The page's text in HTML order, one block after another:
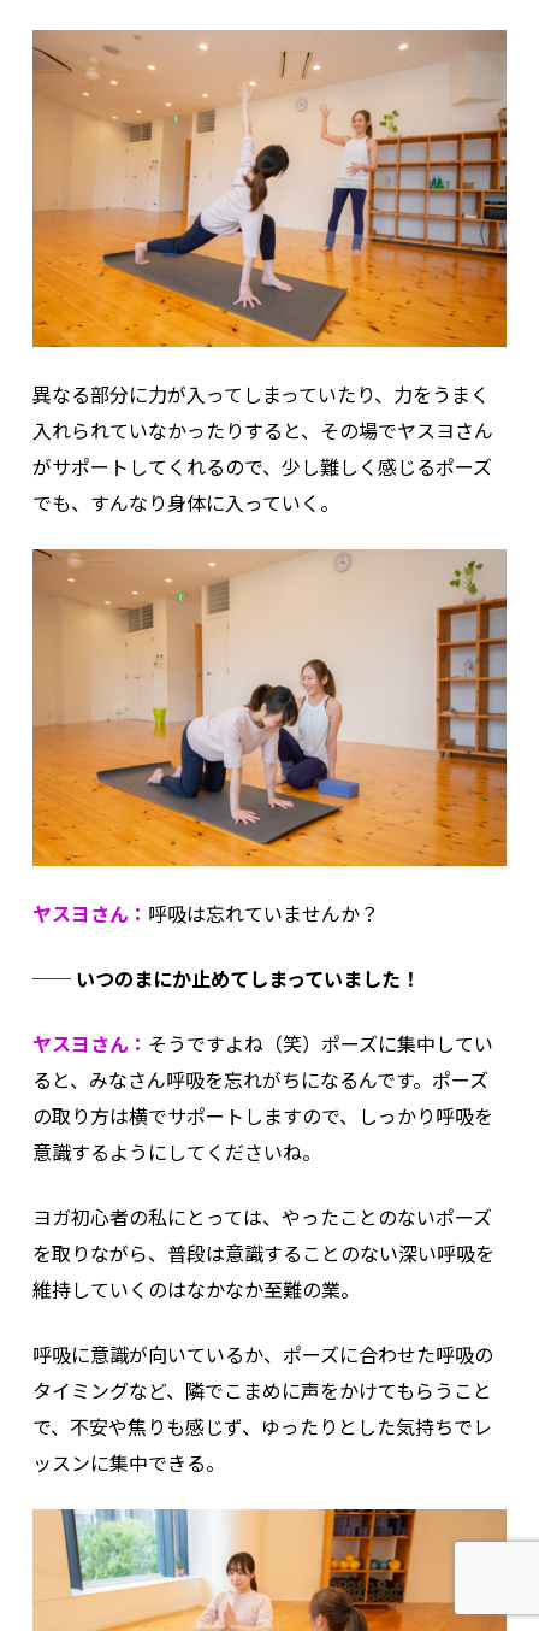
異なる部分に力が入ってしまっていたり、力をうまく
入れられていなかったりすると、その場でヤスヨさん
がサポートしてくれるので、少し難しく感じるポーズ
でも、すんなり身体に入っていく。
ヤスヨさん： 呼吸は忘れていませんか？
── いつのまにか止めてしまっていました！
ヤスヨさん： そうですよね（笑）ポーズに集中してい
ると、みなさん呼吸を忘れがちになるんです。ポーズ
の取り方は横でサポートしますので、しっかり呼吸を
意識するようにしてくださいね。
ヨガ初心者の私にとっては、やったことのないポーズ
を取りながら、普段は意識することのない深い呼吸を
維持していくのはなかなか至難の業。
呼吸に意識が向いているか、ポーズに合わせた呼吸の
タイミングなど、隣でこまめに声をかけてもらうこと
で、不安や焦りも感じず、ゆったりとした気持ちでレ
ッスンに集中できる。